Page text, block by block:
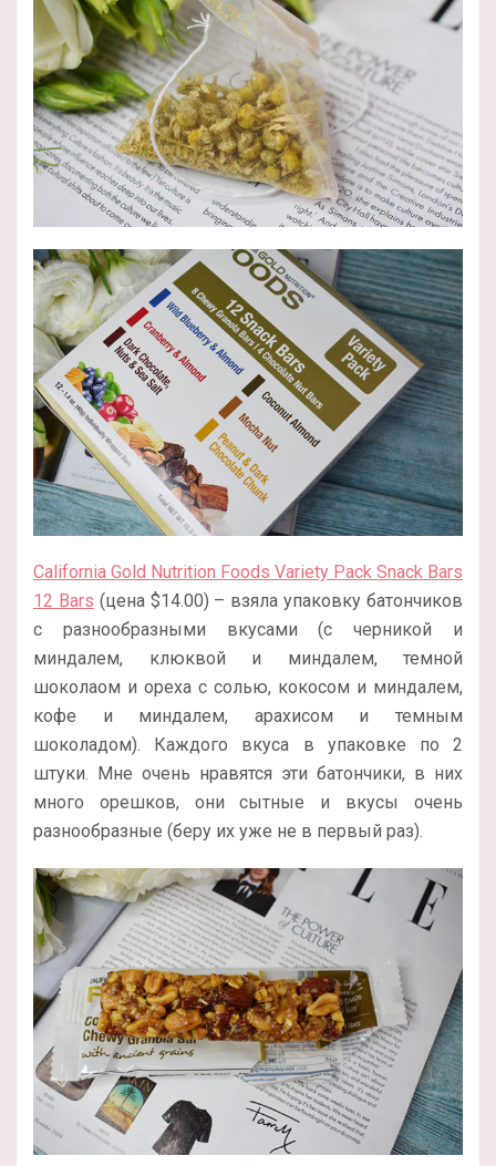
California Gold Nutrition Foods Variety Pack Snack Bars
12 Bars (цена $14.00) – взяла упаковку батончиков
с разнообразными вкусами (с черникой и
миндалем, клюквой и миндалем, темной
шоколаом и ореха с солью, кокосом и миндалем,
кофе и миндалем, арахисом и темным
шоколадом). Каждого вкуса в упаковке по 2
штуки. Мне очень нравятся эти батончики, в них
много орешков, они сытные и вкусы очень
разнообразные (беру их уже не в первый раз).